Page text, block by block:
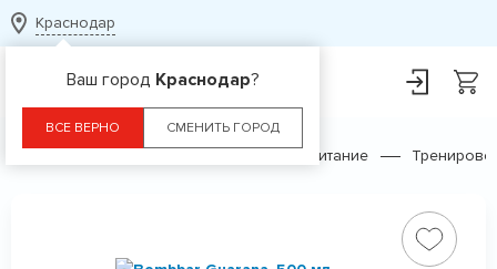
Краснодар
Ваш город Краснодар?
ВСЕ ВЕРНО СМЕНИТЬ ГОРОД
Спортивное питание